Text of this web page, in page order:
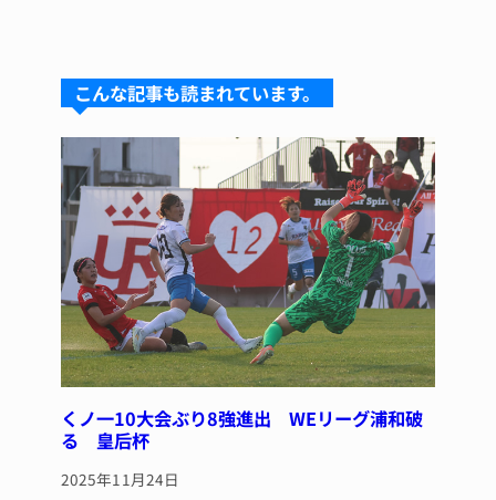
s
k
y
a
d
e
b
o
o
k
re
st
こんな記事も読まれています。
くノ一10大会ぶり8強進出 WEリーグ浦和破
る 皇后杯
2025年11月24日